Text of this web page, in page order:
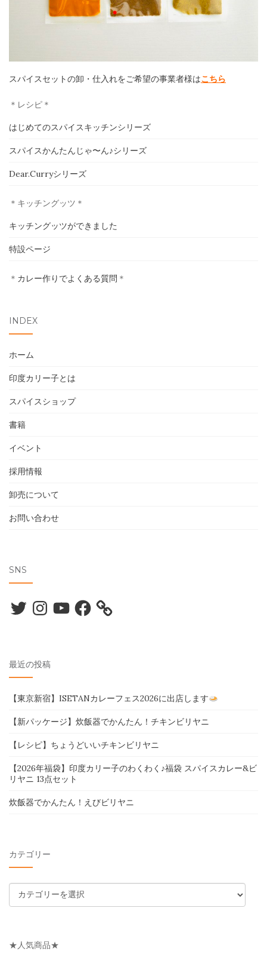
スパイスショップ
イベント
スパイスセットの卸・仕入れをご希望の事業者様はこちら
＊レシピ＊
はじめてのスパイスキッチンシリーズ
スパイスかんたんじゃ〜ん♪シリーズ
Dear.Curryシリーズ
＊キッチングッツ＊
キッチングッツができました
特設ページ
＊ カレー作りでよくある質問 ＊
INDEX
ホーム
印度カリー子とは
スパイスショップ
書籍
イベント
採用情報
卸売について
お問い合わせ
SNS
TwitterInstagramYouTubeFacebook
最近の投稿
【東京新宿】ISETANカレーフェス2026に出店します
【新パッケージ】炊飯器でかんたん！チキンビリヤニ
【レシピ】ちょうどいいチキンビリヤニ
【2026年福袋】印度カリー子のわくわく♪福袋 スパイスカレー&ビ
リヤニ 13点セット
炊飯器でかんたん！えびビリヤニ
カテゴリー
テ
リ
★人気商品★